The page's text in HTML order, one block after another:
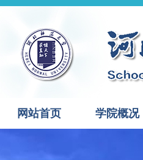
网站首页 学院概况